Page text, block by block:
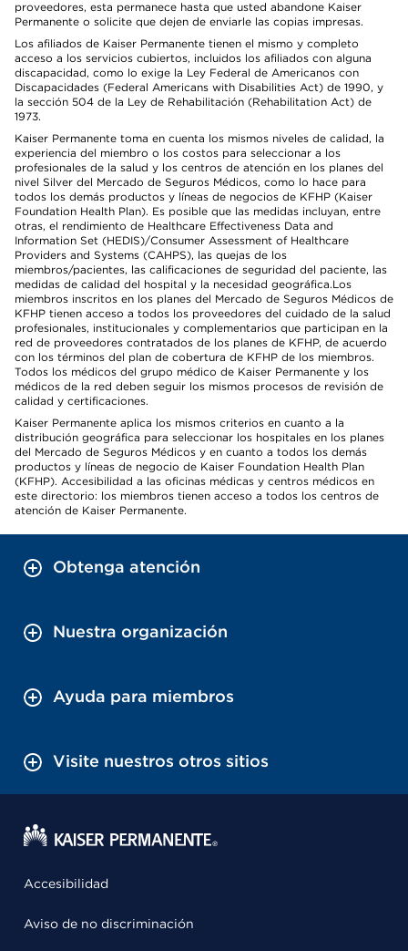
proveedores, esta permanece hasta que usted abandone Kaiser
Permanente o solicite que dejen de enviarle las copias impresas.
Los afiliados de Kaiser Permanente tienen el mismo y completo
acceso a los servicios cubiertos, incluidos los afiliados con alguna
discapacidad, como lo exige la Ley Federal de Americanos con
Discapacidades (Federal Americans with Disabilities Act) de 1990, y
la sección 504 de la Ley de Rehabilitación (Rehabilitation Act) de
1973.
Kaiser Permanente toma en cuenta los mismos niveles de calidad, la
experiencia del miembro o los costos para seleccionar a los
profesionales de la salud y los centros de atención en los planes del
nivel Silver del Mercado de Seguros Médicos, como lo hace para
todos los demás productos y líneas de negocios de KFHP (Kaiser
Foundation Health Plan). Es posible que las medidas incluyan, entre
otras, el rendimiento de Healthcare Effectiveness Data and
Information Set (HEDIS)/Consumer Assessment of Healthcare
Providers and Systems (CAHPS), las quejas de los
miembros/pacientes, las calificaciones de seguridad del paciente, las
medidas de calidad del hospital y la necesidad geográfica.Los
miembros inscritos en los planes del Mercado de Seguros Médicos de
KFHP tienen acceso a todos los proveedores del cuidado de la salud
profesionales, institucionales y complementarios que participan en la
red de proveedores contratados de los planes de KFHP, de acuerdo
con los términos del plan de cobertura de KFHP de los miembros.
Todos los médicos del grupo médico de Kaiser Permanente y los
médicos de la red deben seguir los mismos procesos de revisión de
calidad y certificaciones.
Kaiser Permanente aplica los mismos criterios en cuanto a la
distribución geográfica para seleccionar los hospitales en los planes
del Mercado de Seguros Médicos y en cuanto a todos los demás
productos y líneas de negocio de Kaiser Foundation Health Plan
(KFHP). Accesibilidad a las oficinas médicas y centros médicos en
este directorio: los miembros tienen acceso a todos los centros de
atención de Kaiser Permanente.
Obtenga atención
Nuestra organización
Ayuda para miembros
Visite nuestros otros sitios
Accesibilidad
Aviso de no discriminación